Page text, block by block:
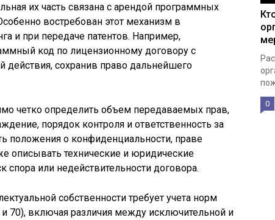
их часть связана с арендой программных
востребован этот механизм в
и при передаче патентов. Например,
код по лицензионному договору с
действия, сохранив право дальнейшего
четко определить объем передаваемых прав,
порядок контроля и ответственность за
положения о конфиденциальности, праве
описывать технические и юридические
или недействительности договора.
собственности требует учета норм
70), включая различия между исключительной и
0